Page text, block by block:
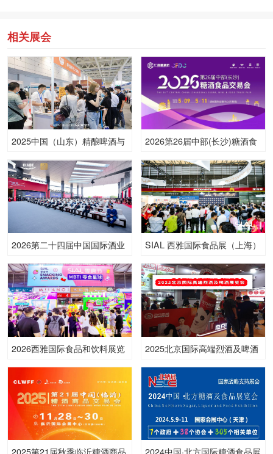
相关展会
2025中国（山东）精酿啤酒与
2026第26届中部(长沙)糖酒食
2026第二十四届中国国际酒业
博览会
SIAL 西雅国际食品展（上海）
2026西雅国际食品和饮料展览
2025北京国际高端烈酒及啤酒